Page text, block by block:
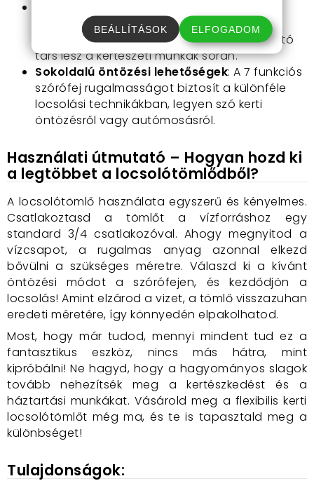
hajlamos az összegabalyodásra vagy
megtörésre, így hosszú távon is megbízható
társ lesz a kertészeti munkák során.
Sokoldalú öntözési lehetőségek: A 7 funkciós
szórófej rugalmasságot biztosít a különféle
locsolási technikákban, legyen szó kerti
öntözésről vagy autómosásról.
Használati útmutató – Hogyan hozd ki
a legtöbbet a locsolótömlődből?
A locsolótömlő használata egyszerű és kényelmes.
Csatlakoztasd a tömlőt a vízforráshoz egy
standard 3/4 csatlakozóval. Ahogy megnyitod a
vízcsapot, a rugalmas anyag azonnal elkezd
bővülni a szükséges méretre. Válaszd ki a kívánt
öntözési módot a szórófejen, és kezdődjön a
locsolás! Amint elzárod a vizet, a tömlő visszazuhan
eredeti méretére, így könnyedén elpakolhatod.
Most, hogy már tudod, mennyi mindent tud ez a
fantasztikus eszköz, nincs más hátra, mint
kipróbálni! Ne hagyd, hogy a hagyományos slagok
tovább nehezítsék meg a kertészkedést és a
háztartási munkákat. Vásárold meg a flexibilis kerti
locsolótömlőt még ma, és te is tapasztald meg a
különbséget!
Tulajdonságok:
BEÁLLÍTÁSOK ELFOGADOM